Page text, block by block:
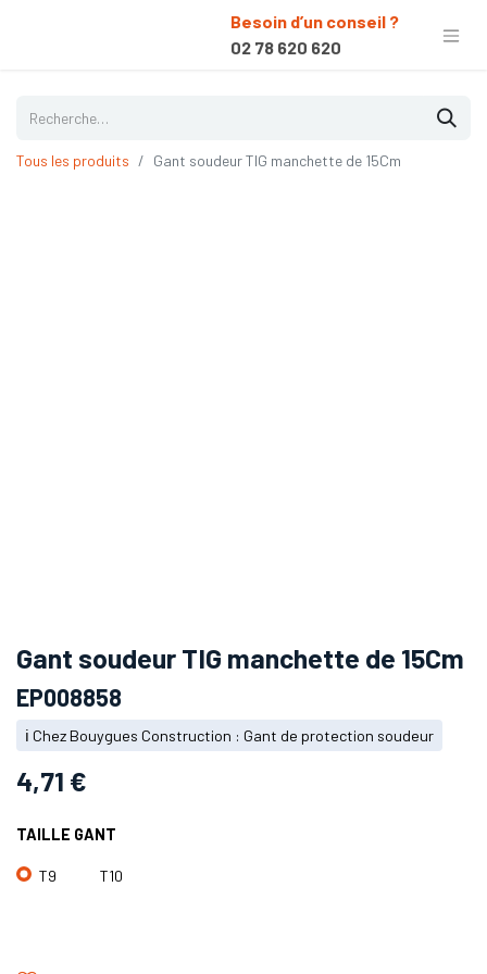
Besoin d’un conseil ?
02 78 620 620
Tous les produits Gant soudeur TIG manchette de 15Cm
Gant soudeur TIG manchette de 15Cm
EP008858
ℹ️ Chez Bouygues Construction : Gant de protection soudeur
4,71 €
TAILLE GANT
T9 T10